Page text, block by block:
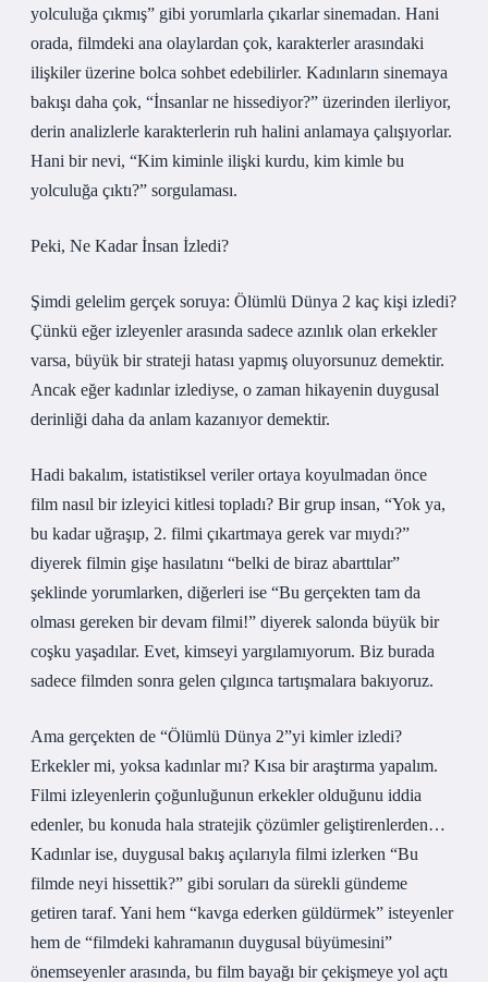
yolculuğa çıkmış” gibi yorumlarla çıkarlar sinemadan. Hani
orada, filmdeki ana olaylardan çok, karakterler arasındaki
ilişkiler üzerine bolca sohbet edebilirler. Kadınların sinemaya
bakışı daha çok, “İnsanlar ne hissediyor?” üzerinden ilerliyor,
derin analizlerle karakterlerin ruh halini anlamaya çalışıyorlar.
Hani bir nevi, “Kim kiminle ilişki kurdu, kim kimle bu
yolculuğa çıktı?” sorgulaması.
Peki, Ne Kadar İnsan İzledi?
Şimdi gelelim gerçek soruya: Ölümlü Dünya 2 kaç kişi izledi?
Çünkü eğer izleyenler arasında sadece azınlık olan erkekler
varsa, büyük bir strateji hatası yapmış oluyorsunuz demektir.
Ancak eğer kadınlar izlediyse, o zaman hikayenin duygusal
derinliği daha da anlam kazanıyor demektir.
Hadi bakalım, istatistiksel veriler ortaya koyulmadan önce
film nasıl bir izleyici kitlesi topladı? Bir grup insan, “Yok ya,
bu kadar uğraşıp, 2. filmi çıkartmaya gerek var mıydı?”
diyerek filmin gişe hasılatını “belki de biraz abarttılar”
şeklinde yorumlarken, diğerleri ise “Bu gerçekten tam da
olması gereken bir devam filmi!” diyerek salonda büyük bir
coşku yaşadılar. Evet, kimseyi yargılamıyorum. Biz burada
sadece filmden sonra gelen çılgınca tartışmalara bakıyoruz.
Ama gerçekten de “Ölümlü Dünya 2”yi kimler izledi?
Erkekler mi, yoksa kadınlar mı? Kısa bir araştırma yapalım.
Filmi izleyenlerin çoğunluğunun erkekler olduğunu iddia
edenler, bu konuda hala stratejik çözümler geliştirenlerden…
Kadınlar ise, duygusal bakış açılarıyla filmi izlerken “Bu
filmde neyi hissettik?” gibi soruları da sürekli gündeme
getiren taraf. Yani hem “kavga ederken güldürmek” isteyenler
hem de “filmdeki kahramanın duygusal büyümesini”
önemseyenler arasında, bu film bayağı bir çekişmeye yol açtı